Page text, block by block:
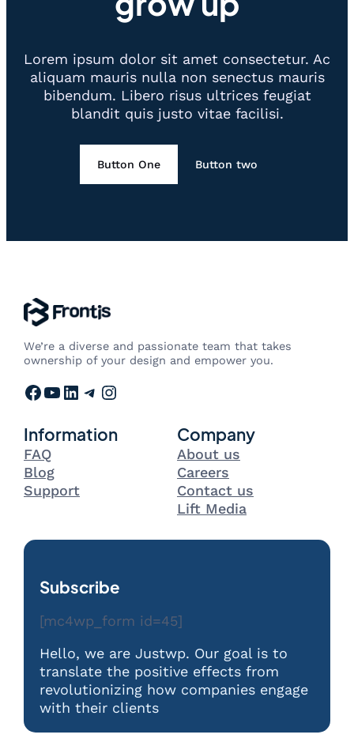
Lorem ipsum dolor sit amet consectetur. Ac
aliquam mauris nulla non senectus mauris
bibendum. Libero risus ultrices feugiat
blandit quis justo vitae facilisi.
Button One Button two
We’re a diverse and passionate team that takes
ownership of your design and empower you.
Facebook YouTube LinkedIn Telegram Instagram
Information
FAQ
Blog
Support
Company
About us
Careers
Contact us
Lift Media
Subscribe
[mc4wp_form id=45]
Hello, we are Justwp. Our goal is to
translate the positive effects from
revolutionizing how companies engage
with their clients